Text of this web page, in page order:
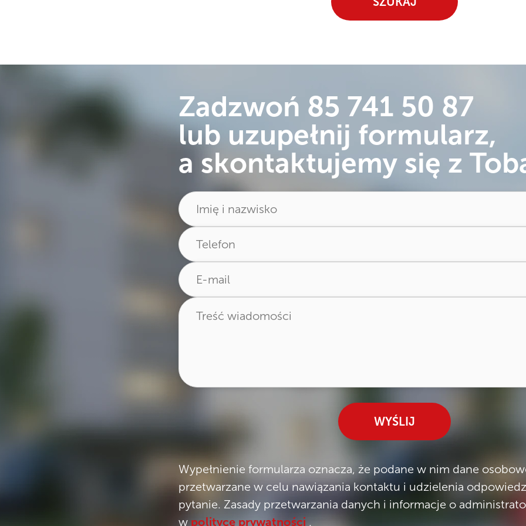
Zadzwoń 85 741 50 87
lub uzupełnij formularz,
a skontaktujemy się z
WYŚLIJ
Wypełnienie formularza oznacza, że podane w nim dane
przetwarzane w celu nawiązania kontaktu i udzielenia
pytanie. Zasady przetwarzania danych i informacje o
w polityce prywatności .